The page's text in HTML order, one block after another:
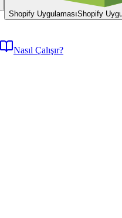
Shopify UygulamasıShopify
Nasıl Çalışır?